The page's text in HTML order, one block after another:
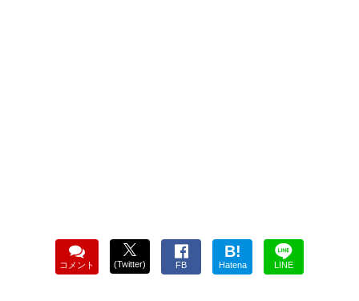
コメント (Twitter) FB
B!
Hatena LINE